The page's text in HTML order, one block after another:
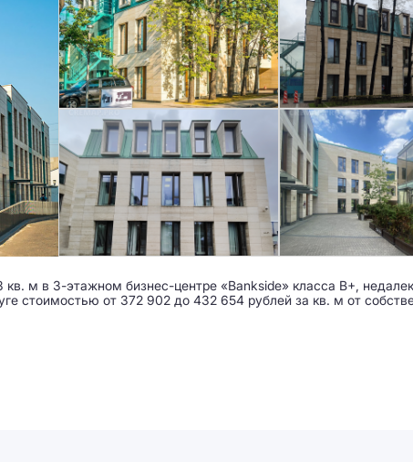
м в 3-этажном бизнес-центре «Bankside» класса B+,
стоимостью от 372 902 до 432 654 рублей за кв. м от